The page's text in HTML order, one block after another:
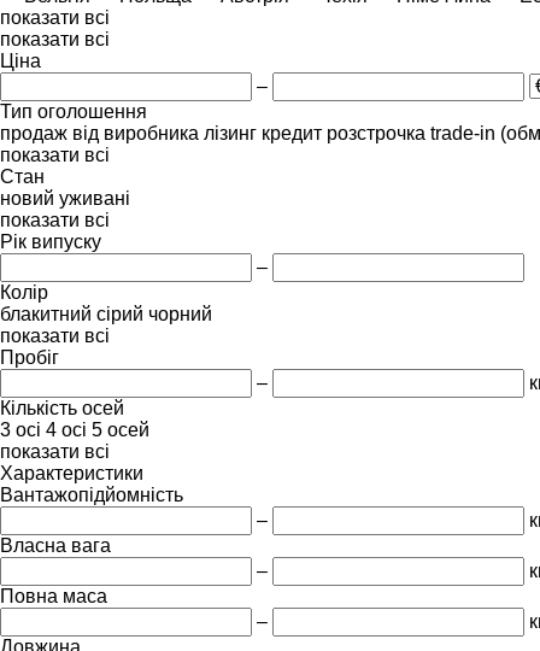
показати всі
показати всі
Ціна
–
Тип оголошення
продаж від виробника лізинг кредит розстрочка trade-in
показати всі
Стан
новий уживані
показати всі
Рік випуску
–
Колір
блакитний сірий чорний
показати всі
Пробіг
–
Кількість осей
3 осі 4 осі 5 осей
показати всі
Характеристики
Вантажопідйомність
–
Власна вага
–
Повна маса
–
Довжина